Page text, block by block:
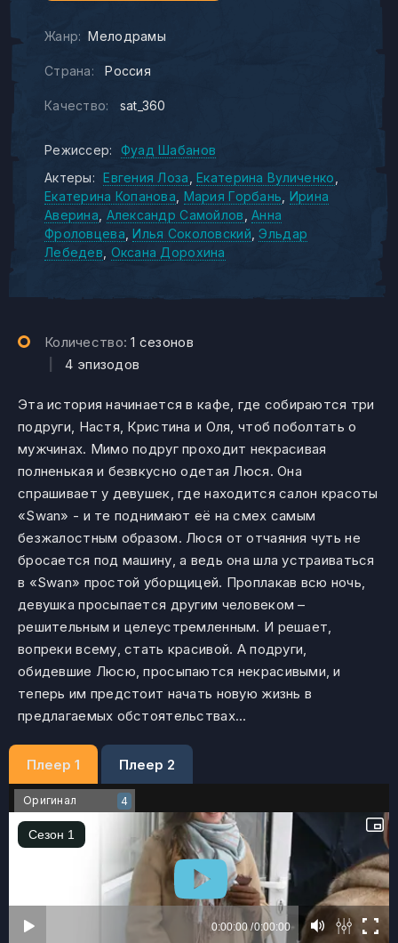
Жанр: Мелодрамы
Страна: Россия
Качество: sat_360
Режиссер:
Фуад Шабанов
Актеры:
Евгения Лоза Екатерина Вуличенко
Екатерина Копанова Мария Горбань Ирина
Аверина Александр Самойлов Анна
Фроловцева Илья Соколовский Эльдар
Лебедев Оксана Дорохина
Количество:1 сезонов
|4 эпизодов
Эта история начинается в кафе, где собираются три
подруги, Настя, Кристина и Оля, чтоб поболтать о
мужчинах. Мимо подруг проходит некрасивая
полненькая и безвкусно одетая Люся. Она
спрашивает у девушек, где находится салон красоты
«Swan» - и те поднимают её на смех самым
безжалостным образом. Люся от отчаяния чуть не
бросается под машину, а ведь она шла устраиваться
в «Swan» простой уборщицей. Проплакав всю ночь,
девушка просыпается другим человеком –
решительным и целеустремленным. И решает,
вопреки всему, стать красивой. А подруги,
обидевшие Люсю, просыпаются некрасивыми, и
теперь им предстоит начать новую жизнь в
предлагаемых обстоятельствах...
Плеер 1 Плеер 2
Оригинал 4